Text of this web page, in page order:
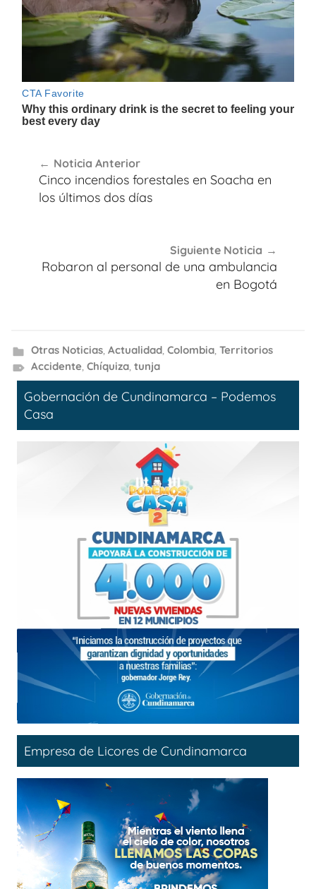
de
entradas
Noticia Anterior
Cinco incendios forestales en Soacha en
los últimos dos días
Siguiente Noticia
Robaron al personal de una ambulancia
en Bogotá
Otras Noticias, Actualidad, Colombia, Territorios
Accidente, Chíquiza, tunja
Gobernación de Cundinamarca – Podemos
Casa
Empresa de Licores de Cundinamarca